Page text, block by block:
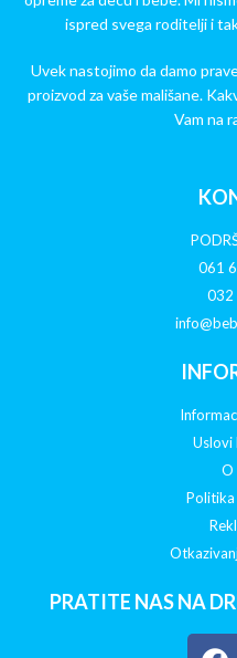
ispred svega roditelji i
Uvek nastojimo da damo
proizvod za vaše mališane.
Vam na
061
032
Uslovi
O
PRATITE NAS NA